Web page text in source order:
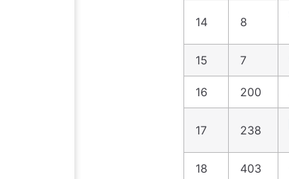
14 8
15 7
16 200
17 238
18 403